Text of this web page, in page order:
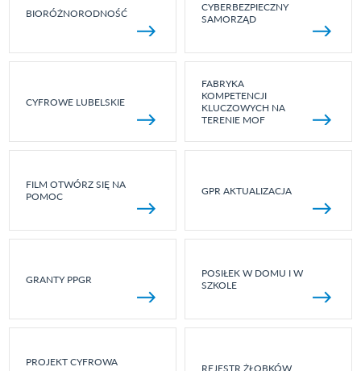
BIORÓŻNORODNOŚĆ
CYBERBEZPIECZNY
SAMORZĄD
CYFROWE LUBELSKIE
FABRYKA
KOMPETENCJI
KLUCZOWYCH NA
TERENIE MOF
FILM OTWÓRZ SIĘ NA
POMOC
GPR AKTUALIZACJA
GRANTY PPGR
POSIŁEK W DOMU I W
SZKOLE
PROJEKT CYFROWA
REJESTR ŻŁOBKÓW